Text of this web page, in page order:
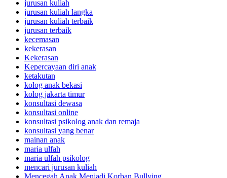
jurusan kuliah
jurusan kuliah langka
jurusan kuliah terbaik
jurusan terbaik
kecemasan
kekerasan
Kekerasan
Kepercayaan diri anak
ketakutan
kolog anak bekasi
kolog jakarta timur
konsultasi dewasa
konsultasi online
konsultasi psikolog anak dan remaja
konsultasi yang benar
mainan anak
maria ulfah
maria ulfah psikolog
mencari jurusan kuliah
Mencegah Anak Menjadi Korban Bullying